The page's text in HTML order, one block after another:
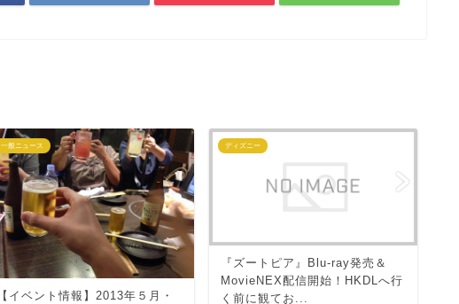
一般ニュース
【イベント情報】2013年５月・
ディズニー
『ズートピア』Blu-ray発売＆
MovieNEX配信開始！HKDLへ行
く前に観てお...